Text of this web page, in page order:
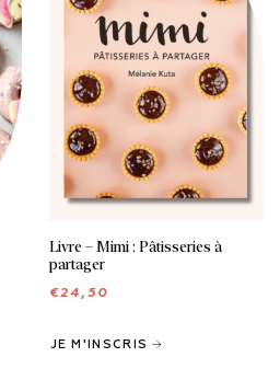
Livre – Mimi : Pâtisseries à
partager
€24,50
JE M'INSCRIS